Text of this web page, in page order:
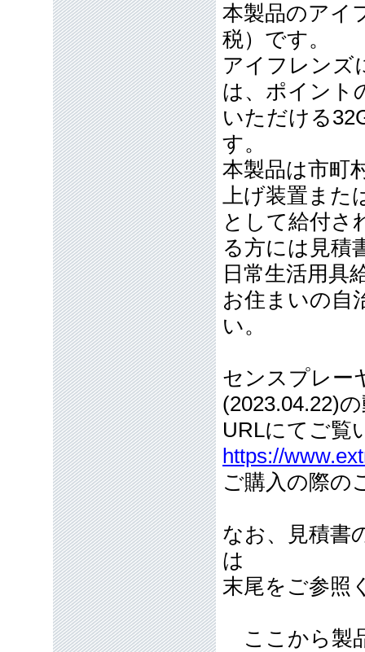
本製品のアイ
税）です。
アイフレンズ
は、ポイント
いただける
す。
本製品は市町
上げ装置ま
として給付さ
る方には見積
日常生活用具
お住まいの自
い。
センスプレー
(2023.04.22)
URLにてご覧
https://
ご購入の際の
なお、見積書
は
末尾をご参照
ここから製